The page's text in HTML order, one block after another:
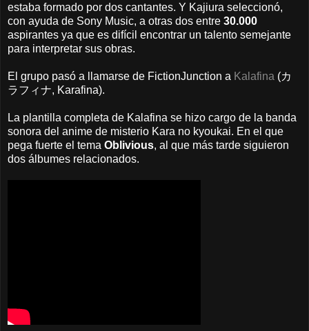
estaba formado por dos cantantes. Y Kajiura seleccionó,
con ayuda de Sony Music, a otras dos entre 30.000
aspirantes ya que es difícil encontrar un talento semejante
para interpretar sus obras.
El grupo pasó a llamarse de FictionJunction a Kalafina (カ
ラフィナ, Karafina).
La plantilla completa de Kalafina se hizo cargo de la banda
sonora del anime de misterio Kara no kyoukai. En el que
pega fuerte el tema Oblivious, al que más tarde siguieron
dos álbumes relacionados.